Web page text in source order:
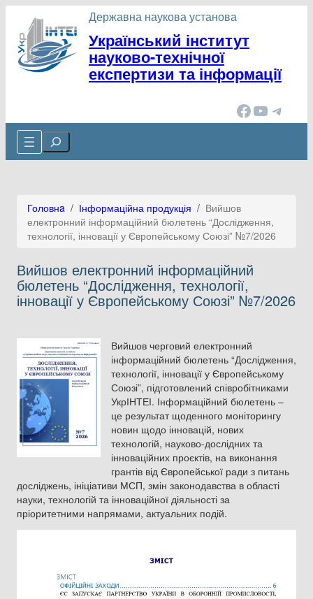
вмісту
Державна наукова установа
Український інститут
науково-технічної
експертизи та інформації
Facebook YouTube Telegram
Cerca
Головнa / Інформаційна продукція / Вийшов
електронний інформаційний бюлетень “Дослідження,
технології, інновації у Європейському Союзі” №7/2026
Вийшов електронний інформаційний
бюлетень “Дослідження, технології,
інновації у Європейському Союзі” №7/2026
Вийшов черговий електронний
інформаційний бюлетень “Дослідження,
технології, інновації у Європейському
Союзі”, підготовлений співробітниками
УкрІНТЕІ. Інформаційний бюлетень –
це результат щоденного моніторингу
новин щодо інновацій, нових
технологій, науково-дослідних та
інноваційних проєктів, на виконання
грантів від Європейської ради з питань
досліджень, ініціативи МСП, змін законодавства в області
науки, технологій та інноваційної діяльності за
пріоритетними напрямами, актуальних подій.